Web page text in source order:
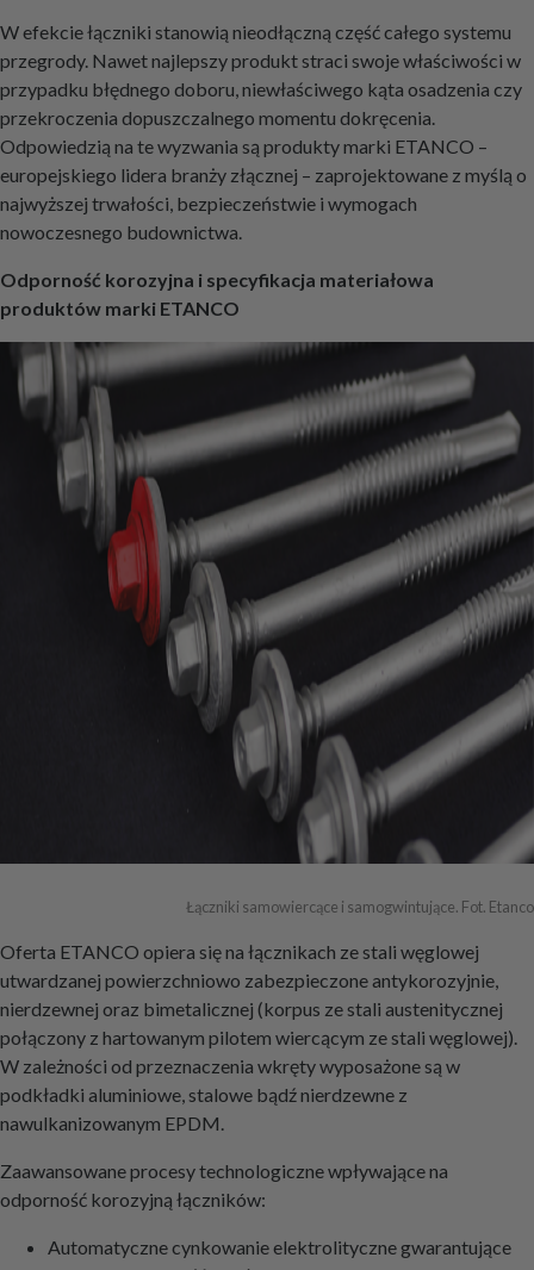
W efekcie łączniki stanowią nieodłączną część całego systemu
przegrody. Nawet najlepszy produkt straci swoje właściwości w
przypadku błędnego doboru, niewłaściwego kąta osadzenia czy
przekroczenia dopuszczalnego momentu dokręcenia.
Odpowiedzią na te wyzwania są produkty marki ETANCO –
europejskiego lidera branży złącznej – zaprojektowane z myślą o
najwyższej trwałości, bezpieczeństwie i wymogach
nowoczesnego budownictwa.
Odporność korozyjna i specyfikacja materiałowa
produktów marki ETANCO
Łączniki samowiercące i samogwintujące. Fot. Etanco
Oferta ETANCO opiera się na łącznikach ze stali węglowej
utwardzanej powierzchniowo zabezpieczone antykorozyjnie,
nierdzewnej oraz bimetalicznej (korpus ze stali austenitycznej
połączony z hartowanym pilotem wiercącym ze stali węglowej).
W zależności od przeznaczenia wkręty wyposażone są w
podkładki aluminiowe, stalowe bądź nierdzewne z
nawulkanizowanym EPDM.
Zaawansowane procesy technologiczne wpływające na
odporność korozyjną łączników:
Automatyczne cynkowanie elektrolityczne gwarantujące